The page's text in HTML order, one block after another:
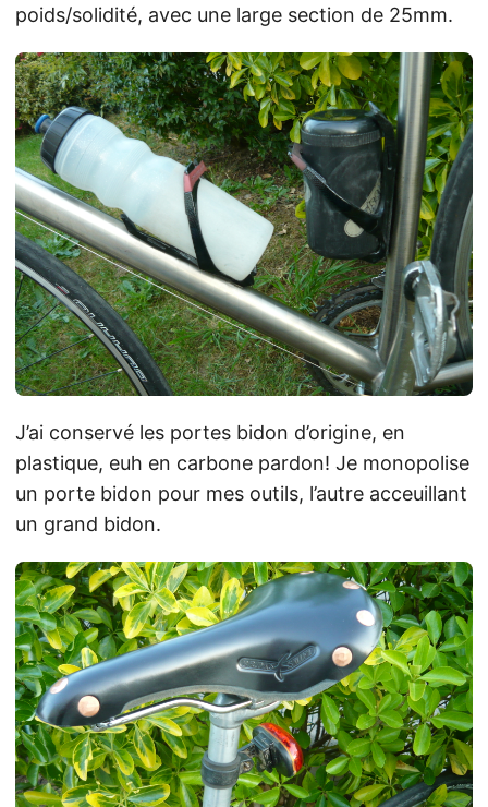
poids/solidité, avec une large section de 25mm.
J’ai conservé les portes bidon d’origine, en
plastique, euh en carbone pardon! Je monopolise
un porte bidon pour mes outils, l’autre acceuillant
un grand bidon.